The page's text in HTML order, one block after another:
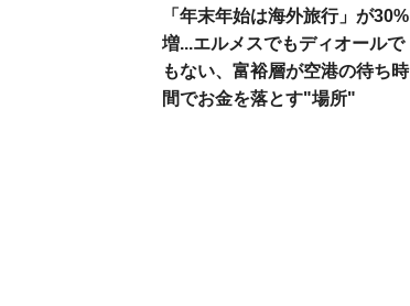
「年末年始は海外旅行」が30%
増...エルメスでもディオールで
もない、富裕層が空港の待ち時
間でお金を落とす"場所"